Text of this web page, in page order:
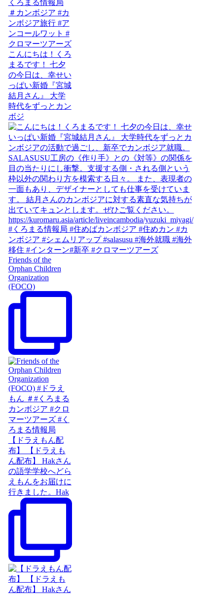
こんにちは！くろ
まるです！ 七夕
の今日は、幸せい
っぱい新婚『宮城
結月さん』 大学
時代をずっとカン
ボジ
Friends of the
Orphan Children
Organization
(FOCO)
【ドラえもん配
布】 【ドラえも
ん配布】 Hakさん
の語学学校へどら
えもんをお届けに
行きました。Hak